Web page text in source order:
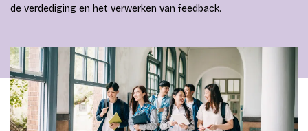
de verdediging en het verwerken van feedback.